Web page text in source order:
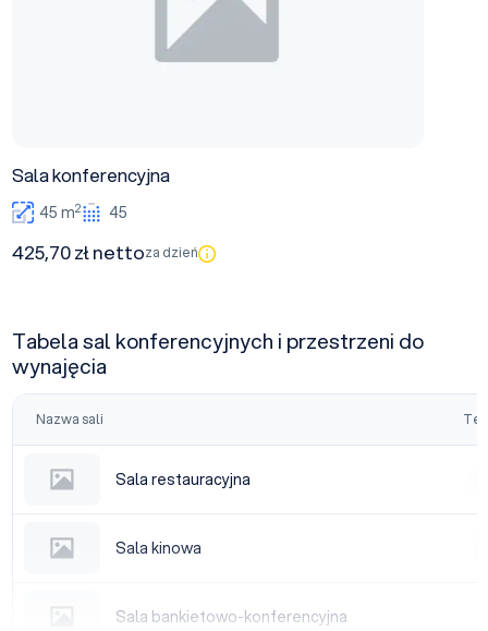
Sala konferencyjna
45 m2 45
425,70 zł nettoza dzień
Tabela sal konferencyjnych i przestrzeni do
wynajęcia
Nazwa sali
Sala restauracyjna
Sala restauracyjna
Sala kinowa
Sala kinowa
Sala bankietowo-konferencyjna